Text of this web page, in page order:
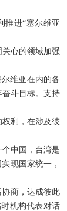
推进“塞尔维亚
心的领域加强
维亚在内的各
斗目标。支持
利，在涉及彼
中国，台湾是
现国家统一，
商，达成彼此
机构代表对话